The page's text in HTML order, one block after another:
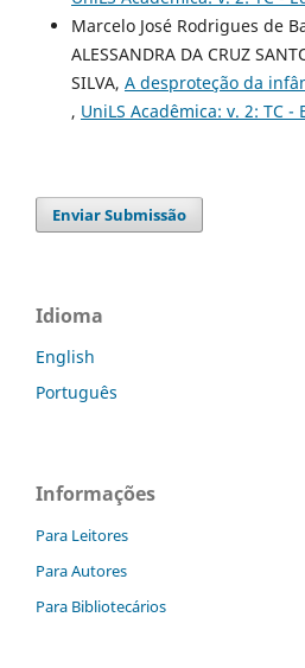
Marcelo José Rodrigues de
ALESSANDRA DA CRUZ
SILVA, A desproteção da
, UniLS Acadêmica: v. 2: TC -
Enviar Submissão
Idioma
English
Português
Informações
Para Leitores
Para Autores
Para Bibliotecários